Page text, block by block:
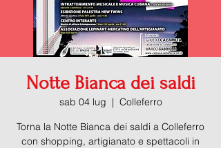
Notte Bianca dei saldi
sab 04 lug
  |
Colleferro
Torna la Notte Bianca dei saldi a Colleferro
con shopping, artigianato e spettacoli in